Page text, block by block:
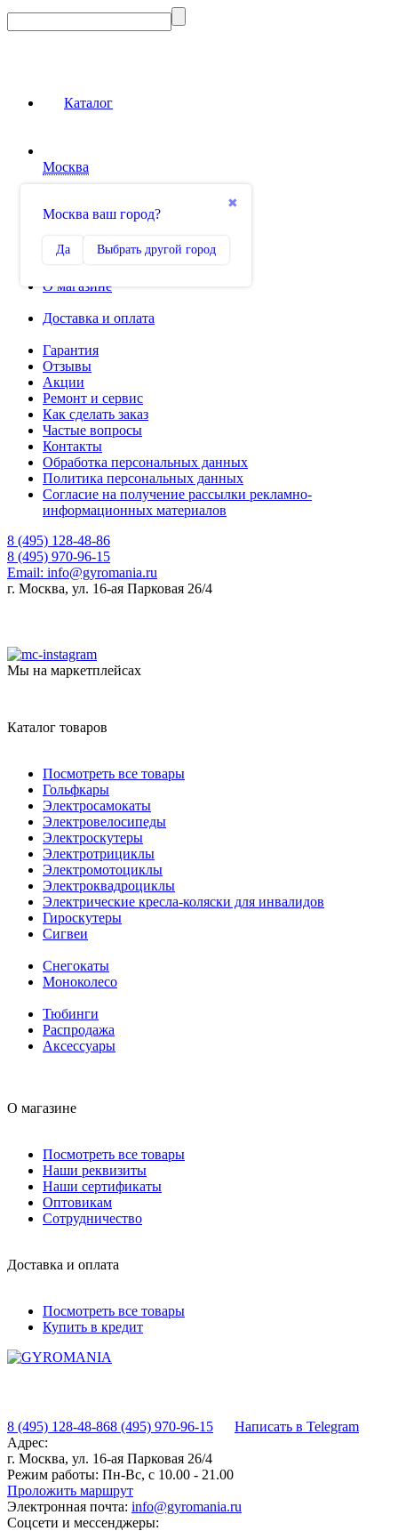
Каталог
Москва
✖
Москва ваш город?
Да Выбрать другой город
0
Избранное
О магазине
Доставка и оплата
Гарантия
Отзывы
Акции
Ремонт и сервис
Как сделать заказ
Частые вопросы
Контакты
Обработка персональных данных
Политика персональных данных
Согласие на получение рассылки рекламно-
информационных материалов
8 (495) 128-48-86
8 (495) 970-96-15
Email: info@gyromania.ru
г. Москва, ул. 16-ая Парковая 26/4
Мы на маркетплейсах
Каталог товаров
Посмотреть все товары
Гольфкары
Электросамокаты
Электровелосипеды
Электроскутеры
Электротрициклы
Электромотоциклы
Электроквадроциклы
Электрические кресла-коляски для инвалидов
Гироскутеры
Сигвеи
Снегокаты
Моноколесо
Тюбинги
Распродажа
Аксессуары
О магазине
Посмотреть все товары
Наши реквизиты
Наши сертификаты
Оптовикам
Сотрудничество
Доставка и оплата
Посмотреть все товары
Купить в кредит
8 (495) 128-48-868 (495) 970-96-15
Написать в Telegram
Адрес:
г. Москва, ул. 16-ая Парковая 26/4
Режим работы: Пн-Вс, с 10.00 - 21.00
Проложить маршрут
Электронная почта: info@gyromania.ru
Соцсети и мессенджеры: